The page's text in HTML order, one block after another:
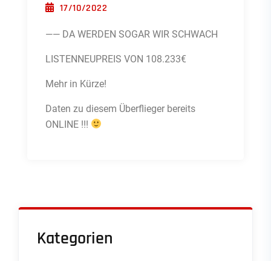
POSTED ON
17/10/2022
—— DA WERDEN SOGAR WIR SCHWACH
LISTENNEUPREIS VON 108.233€
Mehr in Kürze!
Daten zu diesem Überflieger bereits
ONLINE !!!
Kategorien